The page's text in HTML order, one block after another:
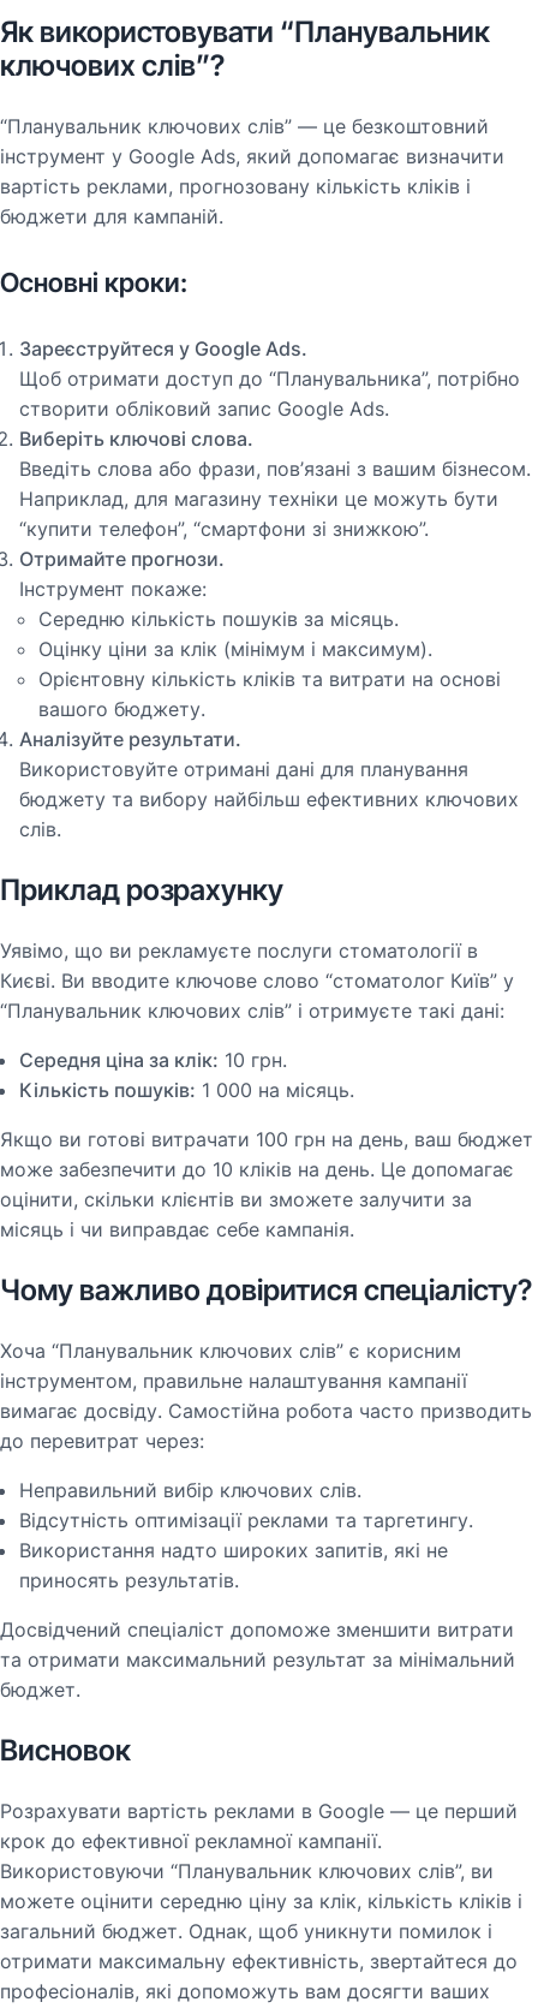
Як використовувати “Планувальник
ключових слів”?
“Планувальник ключових слів” — це безкоштовний
інструмент у Google Ads, який допомагає визначити
вартість реклами, прогнозовану кількість кліків і
бюджети для кампаній.
Основні кроки:
Зареєструйтеся у Google Ads.
Щоб отримати доступ до “Планувальника”, потрібно
створити обліковий запис Google Ads.
Виберіть ключові слова.
Введіть слова або фрази, пов’язані з вашим бізнесом.
Наприклад, для магазину техніки це можуть бути
“купити телефон”, “смартфони зі знижкою”.
Отримайте прогнози.
Інструмент покаже:
Середню кількість пошуків за місяць.
Оцінку ціни за клік (мінімум і максимум).
Орієнтовну кількість кліків та витрати на основі
вашого бюджету.
Аналізуйте результати.
Використовуйте отримані дані для планування
бюджету та вибору найбільш ефективних ключових
слів.
Приклад розрахунку
Уявімо, що ви рекламуєте послуги стоматології в
Києві. Ви вводите ключове слово “стоматолог Київ” у
“Планувальник ключових слів” і отримуєте такі дані:
Середня ціна за клік: 10 грн.
Кількість пошуків: 1 000 на місяць.
Якщо ви готові витрачати 100 грн на день, ваш бюджет
може забезпечити до 10 кліків на день. Це допомагає
оцінити, скільки клієнтів ви зможете залучити за
місяць і чи виправдає себе кампанія.
Чому важливо довіритися спеціалісту?
Хоча “Планувальник ключових слів” є корисним
інструментом, правильне налаштування кампанії
вимагає досвіду. Самостійна робота часто призводить
до перевитрат через:
Неправильний вибір ключових слів.
Відсутність оптимізації реклами та таргетингу.
Використання надто широких запитів, які не
приносять результатів.
Досвідчений спеціаліст допоможе зменшити витрати
та отримати максимальний результат за мінімальний
бюджет.
Висновок
Розрахувати вартість реклами в Google — це перший
крок до ефективної рекламної кампанії.
Використовуючи “Планувальник ключових слів”, ви
можете оцінити середню ціну за клік, кількість кліків і
загальний бюджет. Однак, щоб уникнути помилок і
отримати максимальну ефективність, звертайтеся до
професіоналів, які допоможуть вам досягти ваших